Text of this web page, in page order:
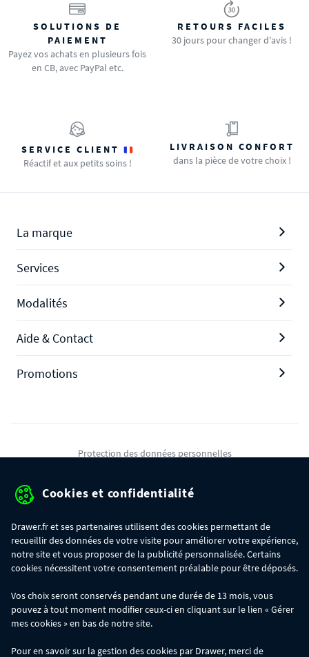
SOLUTIONS DE
PAIEMENT
Payez vos achats en plusieurs fois
en CB, avec PayPal etc.
RETOURS FACILES
30 jours pour changer d'avis !
SERVICE CLIENT
Réactif et aux petits soins !
LIVRAISON CONFORT
dans la pièce de votre choix !
La marque
Services
Modalités
Aide & Contact
Promotions
Protection des données personnelles
Gérer mes cookies
commande :
- 30€ sur votre commande dès 300€ d'achat, avec le code BIKINI30
- 50€ sur votre commande dès 500€ d'achat, avec le code BIKINI50
Les codes BIKINI30, BIKINI50 et BIKINI100 ne sont valables que sur
Cookies et confidentialité
Drawer.fr et ses partenaires utilisent des cookies permettant de
recueillir des données de votre visite pour améliorer votre expérience,
notre site et vous proposer de la publicité personnalisée. Certains
cookies nécessitent votre consentement préalable pour être déposés.
Vos choix seront conservés pendant une durée de 13 mois, vous
pouvez à tout moment modifier ceux-ci en cliquant sur le lien « Gérer
mes cookies » en bas de notre site.
Pour en savoir sur la gestion des cookies par Drawer, merci de